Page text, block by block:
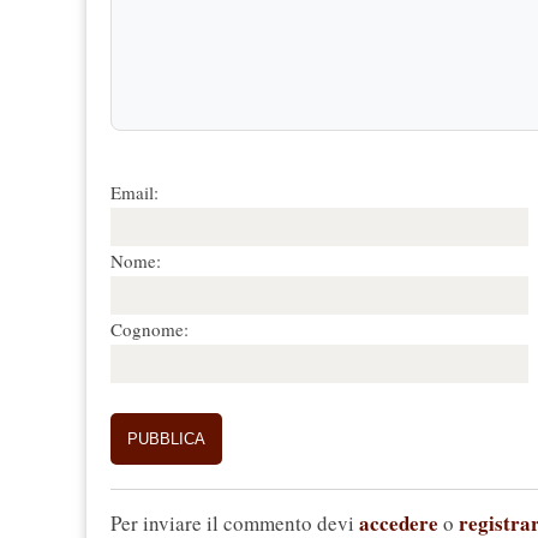
Email:
Nome:
Cognome:
Per inviare il commento devi accedere o